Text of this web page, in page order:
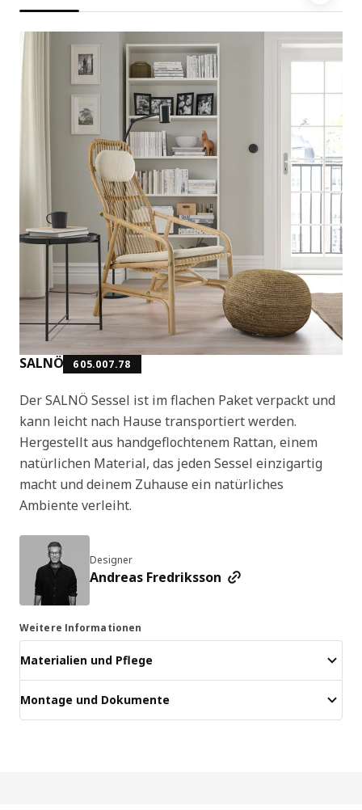
SALNÖ 605.007.78
Der SALNÖ Sessel ist im flachen Paket verpackt und
kann leicht nach Hause transportiert werden.
Hergestellt aus handgeflochtenem Rattan, einem
natürlichen Material, das jeden Sessel einzigartig
macht und deinem Zuhause ein natürliches
Ambiente verleiht.
Designer
Andreas Fredriksson
Weitere Informationen
Materialien und Pflege
Montage und Dokumente